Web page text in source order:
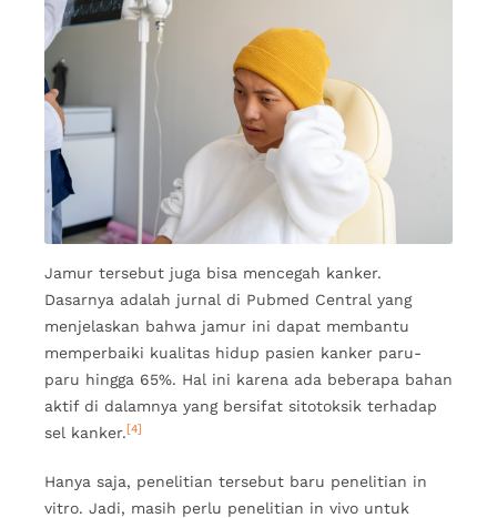
Jamur tersebut juga bisa mencegah kanker.
Dasarnya adalah jurnal di Pubmed Central yang
menjelaskan bahwa jamur ini dapat membantu
memperbaiki kualitas hidup pasien kanker paru-
paru hingga 65%. Hal ini karena ada beberapa bahan
aktif di dalamnya yang bersifat sitotoksik terhadap
sel kanker.[4]
Hanya saja, penelitian tersebut baru penelitian in
vitro. Jadi, masih perlu penelitian in vivo untuk